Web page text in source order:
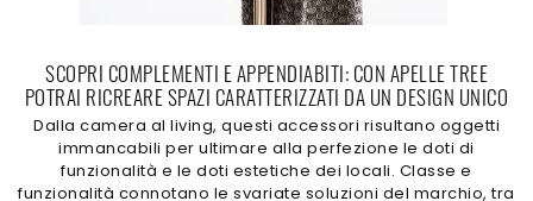
SCOPRI COMPLEMENTI E APPENDIABITI: CON APELLE TREE
POTRAI RICREARE SPAZI CARATTERIZZATI DA UN DESIGN UNICO
Dalla camera al living, questi accessori risultano oggetti
immancabili per ultimare alla perfezione le doti di
funzionalità e le doti estetiche dei locali. Classe e
funzionalità connotano le svariate soluzioni del marchio, tra